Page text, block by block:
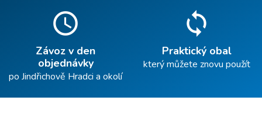
schedule
Závoz v den
objednávky
po Jindřichově Hradci a okolí
sync
Praktický obal
který můžete znovu použít